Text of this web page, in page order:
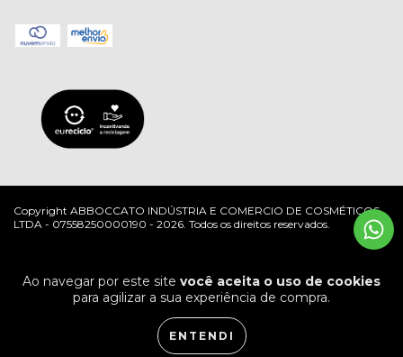
Ao navegar por este site você aceita o uso de cookies
para agilizar a sua experiência de compra.
ENTENDI
Copyright ABBOCCATO INDÚSTRIA E COMERCIO DE COSMÉTICOS
LTDA - 07558250000190 - 2026. Todos os direitos reservados.